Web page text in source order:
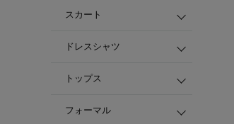
スカート
ドレスシャツ
トップス
フォーマル